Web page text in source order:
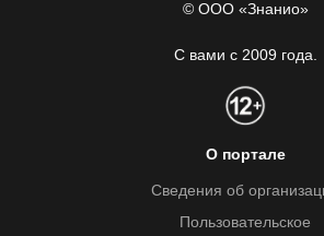
© ООО «Знанио»
С вами с 2009 года.
О портале
Сведения об
Пользовательское